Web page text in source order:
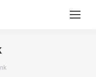
sich hier: